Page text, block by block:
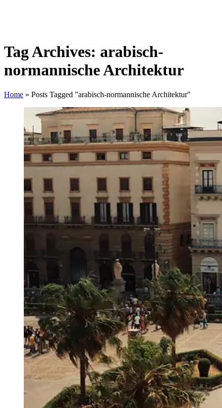
Tag Archives: arabisch-
normannische Architektur
Home » Posts Tagged "arabisch-normannische Architektur"